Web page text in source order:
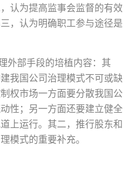
认为提高监事会监督的有效
，认为明确职工参与途径是
外部手段的培植内容：其
我国公司治理模式不可或缺
权市场一方面要分散我国公
性；另一方面还要建立健全
上运行。其二，推行股东和
模式的重要补充。